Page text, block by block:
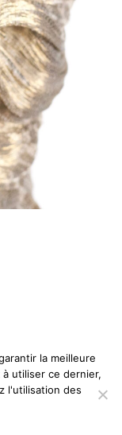
la meilleure
utiliser ce dernier,
l'utilisation des